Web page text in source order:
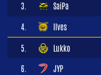
3. SaiPa
4. Ilves
5. Lukko
6. JYP